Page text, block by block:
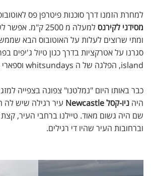
למחרת הזמנו דרך סוכנות פיטרפן פס
מסידני לקירנס
למעלה מ 2500
ומתי שרוצים לעלות על האוטובוס הבא
island, הפלגה של ה whitsundays וספארי צלילות בברייר ריף.
כבר באותו היום "נמלטנו" צפונה בצפייה למזג
היה ניו-קסל Newcastle
עיר רגילה שיש לה
שם היה גשום מאוד. טיילנו ברחבי העיר,
וברחובות העיר שהיו די רגילים.